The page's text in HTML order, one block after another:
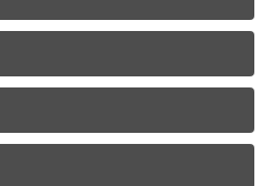
Vložiť do košíka
Detail disku